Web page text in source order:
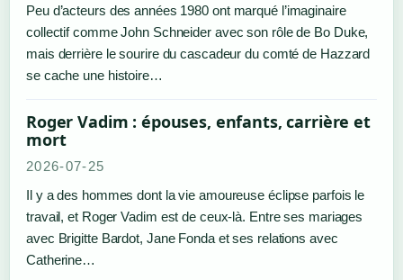
Peu d’acteurs des années 1980 ont marqué l’imaginaire
collectif comme John Schneider avec son rôle de Bo Duke,
mais derrière le sourire du cascadeur du comté de Hazzard
se cache une histoire…
Roger Vadim : épouses, enfants, carrière et
mort
2026-07-25
Il y a des hommes dont la vie amoureuse éclipse parfois le
travail, et Roger Vadim est de ceux-là. Entre ses mariages
avec Brigitte Bardot, Jane Fonda et ses relations avec
Catherine…